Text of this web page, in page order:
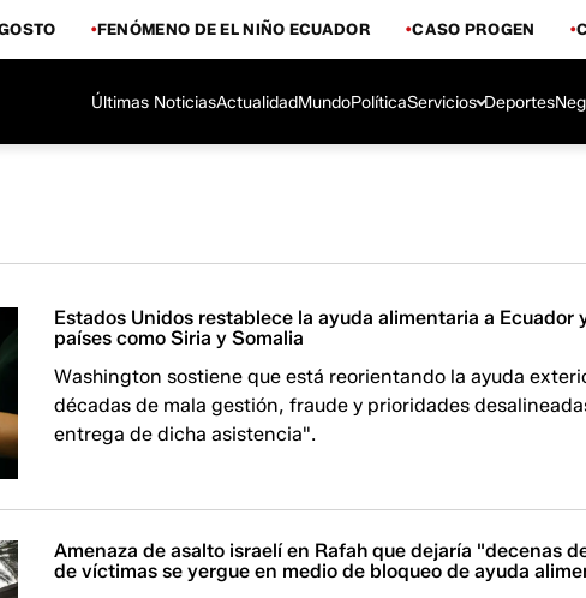
FENÓMENO DE EL NIÑO ECUADOR CASO PROGEN
Últimas NoticiasActualidadMundoPolíticaServicios Deportes
Estados Unidos restablece la ayuda alimentaria a Ecuador
países como Siria y Somalia
Washington sostiene que está reorientando la ayuda
décadas de mala gestión, fraude y prioridades
entrega de dicha asistencia".
Amenaza de asalto israelí en Rafah que dejaría "decenas
de víctimas se yergue en medio de bloqueo de ayuda